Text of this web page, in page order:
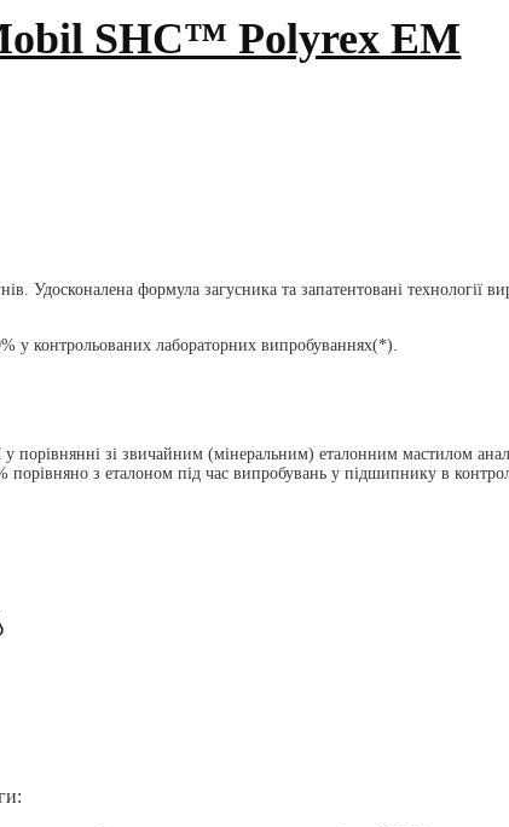
SHC™ Polyrex EM
Удосконалена формула загусника та запатентовані технології
у контрольованих лабораторних випробуваннях(*).
зі звичайним (мінеральним) еталонним мастилом
з еталоном під час випробувань у підшипнику в